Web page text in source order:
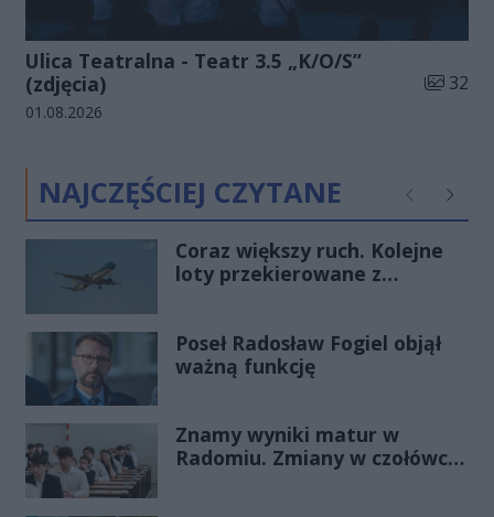
Ulica Teatralna - Teatr 3.5 „K/O/S”
(zdjęcia)
Liczba
32
Data dodania galerii:
01.08.2026
NAJCZĘŚCIEJ CZYTANE Poprzednie
Coraz większy ruch. Kolejne
loty przekierowane z
Poseł Radosław Fogiel objął
ważną funkcję
Znamy wyniki matur w
Radomiu. Zmiany w czołówce